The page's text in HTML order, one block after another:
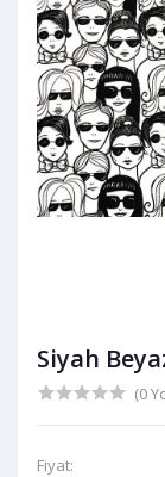
Siyah
(0
Fiyat: